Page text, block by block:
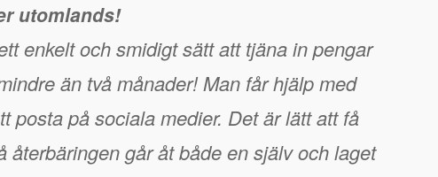
utomlands!
enkelt och smidigt sätt att tjäna in pengar
än två månader! Man får hjälp med
posta på sociala medier. Det är lätt att få
återbäringen går åt både en själv och laget